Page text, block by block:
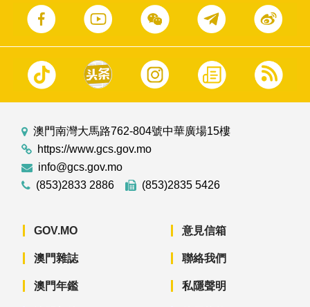
澳門南灣大馬路762-804號中華廣場15樓
https://www.gcs.gov.mo
info@gcs.gov.mo
(853)2833 2886
(853)2835 5426
GOV.MO
澳門雜誌
澳門年鑑
意見信箱
聯絡我們
私隱聲明